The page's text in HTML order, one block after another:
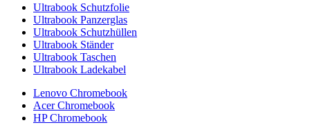
Ultrabook Schutzfolie
Ultrabook Panzerglas
Ultrabook Schutzhüllen
Ultrabook Ständer
Ultrabook Taschen
Ultrabook Ladekabel
Lenovo Chromebook
Acer Chromebook
HP Chromebook